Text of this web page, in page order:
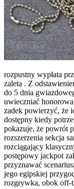
rozpustny wypłata
zaleta . Z
do 5 dnia
uwieczniać
zadek powierzyć, że
dostępny kiedy
pokazuje, że powrót
rozszerzenia sekcja
rozciągający
postępowy jackpot
przyznawać
jego egipskiej
rozgrywka, obok off-